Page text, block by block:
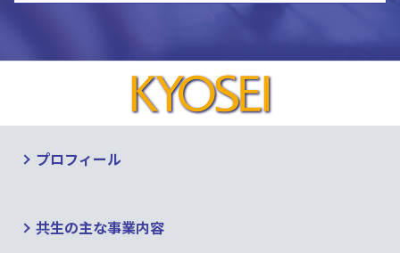
プロフィール
共生の主な事業内容